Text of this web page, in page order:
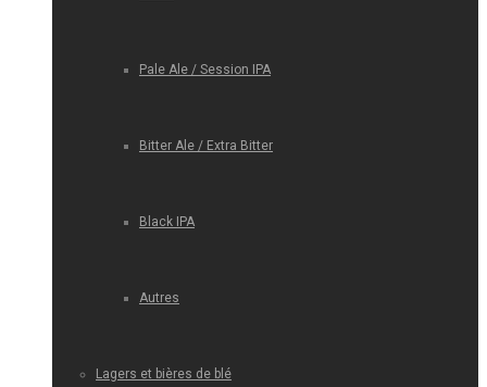
Pale Ale / Session IPA
Bitter Ale / Extra Bitter
Black IPA
Autres
Lagers et bières de blé